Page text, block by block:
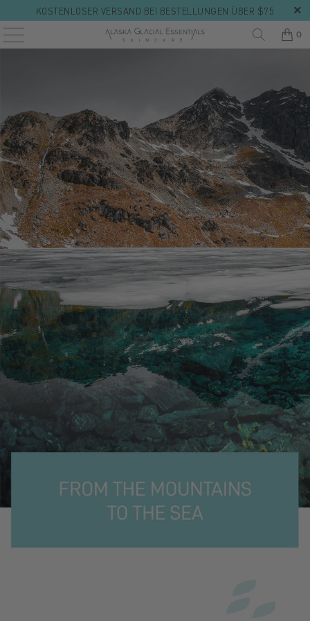
KOSTENLOSER VERSAND BEI BESTELLUNGEN ÜBER $75
0